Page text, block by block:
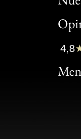
Bon
Clic
Bon
4,8